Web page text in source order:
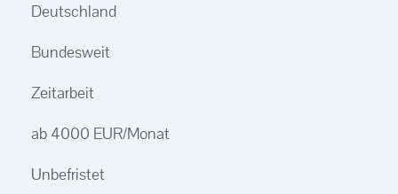
Deutschland
Bundesweit
Zeitarbeit
ab 4000 EUR/Monat
Unbefristet